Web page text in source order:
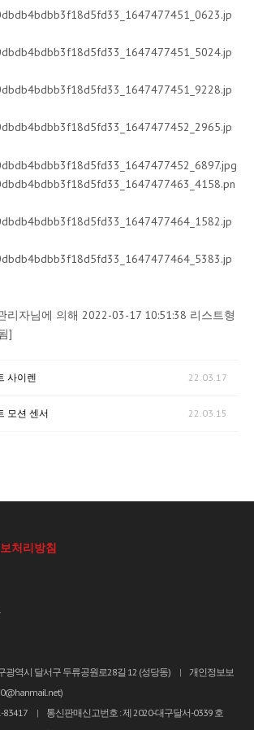
리자님에 의해 2022-03-17 10:51:38 리스트형
]
사이렌 22.03.17
모션 센서 22.03.15
처리방침
광역시 달서구 두류공원로28길 12 (성당동) |
개인정보보
83417
|
통신판매신고번호 : 제 2020-대구달서-0339 호